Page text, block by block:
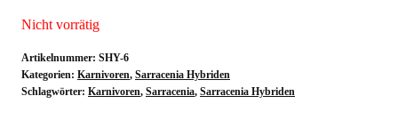
Nicht vorrätig
Artikelnummer: SHY-6
Kategorien: Karnivoren, Sarracenia Hybriden
Schlagwörter: Karnivoren, Sarracenia, Sarracenia Hybriden